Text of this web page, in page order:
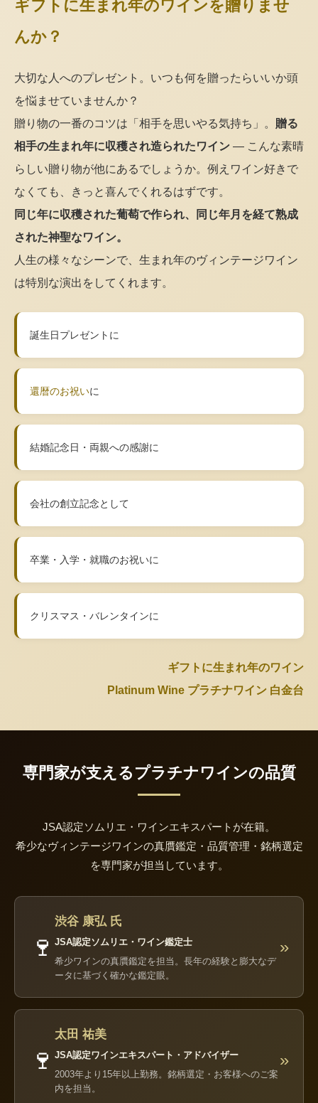
ギフトに生まれ年のワインを贈りませ
んか？
大切な人へのプレゼント。いつも何を贈ったらいいか頭
を悩ませていませんか？
贈り物の一番のコツは「相手を思いやる気持ち」。 贈る
相手の生まれ年に収穫され造られたワイン — こんな素晴
らしい贈り物が他にあるでしょうか。例えワイン好きで
なくても、きっと喜んでくれるはずです。
同じ年に収穫された葡萄で作られ、同じ年月を経て熟成
された神聖なワイン。
人生の様々なシーンで、生まれ年のヴィンテージワイン
は特別な演出をしてくれます。
誕生日プレゼントに
還暦のお祝いに
結婚記念日・両親への感謝に
会社の創立記念として
卒業・入学・就職のお祝いに
クリスマス・バレンタインに
ギフトに生まれ年のワイン
Platinum Wine プラチナワイン 白金台
専門家が支えるプラチナワインの品質
JSA認定ソムリエ・ワインエキスパートが在籍。
希少なヴィンテージワインの真贋鑑定・品質管理・銘柄選定
を専門家が担当しています。
🍷
渋谷 康弘 氏
JSA認定ソムリエ・ワイン鑑定士
希少ワインの真贋鑑定を担当。長年の経験と膨大なデ
ータに基づく確かな鑑定眼。
»
🍷
太田 祐美
JSA認定ワインエキスパート・アドバイザー
2003年より15年以上勤務。銘柄選定・お客様へのご案
内を担当。
»